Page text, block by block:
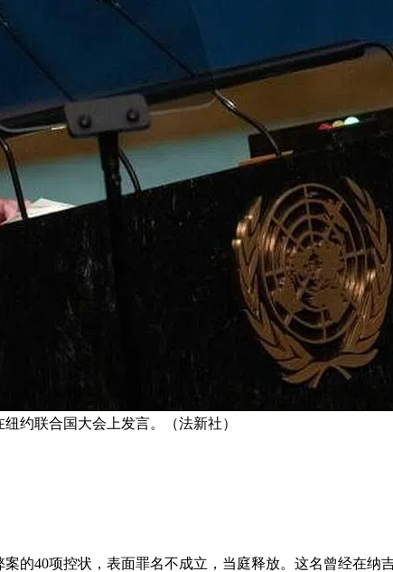
约联合国大会上发言。（法新社）
的40项控状，表面罪名不成立，当庭释放。这名曾经在纳